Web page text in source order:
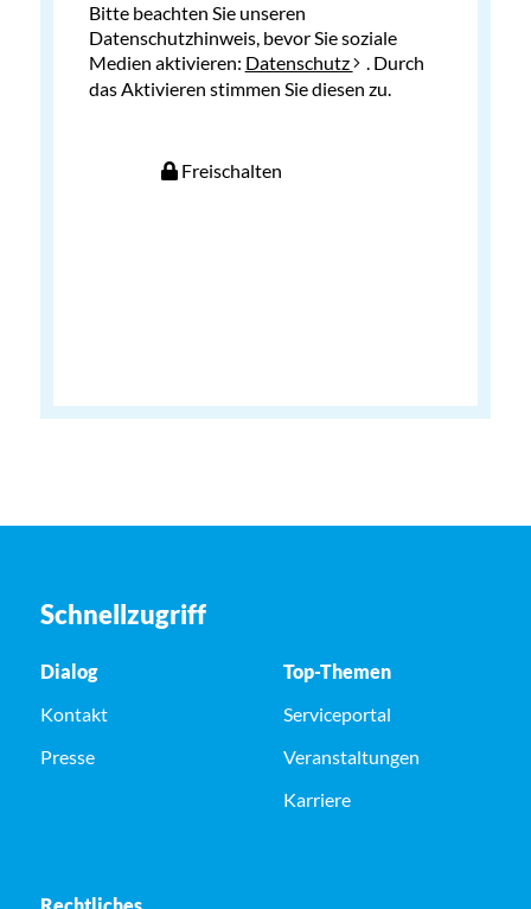
Bitte beachten Sie unseren
Datenschutzhinweis, bevor Sie soziale
Medien aktivieren: Datenschutz
. Durch
das Aktivieren stimmen Sie diesen zu.
Freischalten
Schnellzugriff
Dialog
Kontakt
Presse
Top-Themen
Serviceportal
Veranstaltungen
Karriere